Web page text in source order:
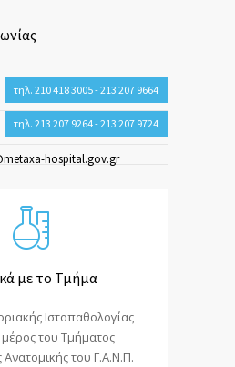
τηλ. 210 418 3005 - 213 207 9664
τηλ. 213 207 9264 - 213 207 9724
hospital.gov.gr
με το Τμήμα
Ιστοπαθολογίας
μέρος του Τμήματος
του Γ.Α.Ν.Π.